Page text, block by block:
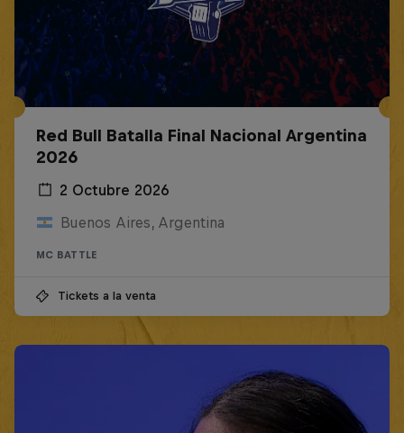
Red Bull Batalla Final Nacional Argentina
2026
2 Octubre 2026
Buenos Aires, Argentina
MC BATTLE
Tickets a la venta